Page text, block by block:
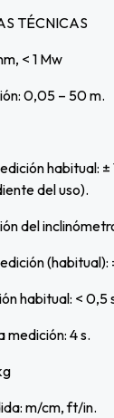
TÉCNICAS
< 1 Mw
0,05 – 50 m.
habitual: ±
del uso).
del
(habitual):
habitual: < 0,5
medición: 4 s.
m/cm, ft/in.